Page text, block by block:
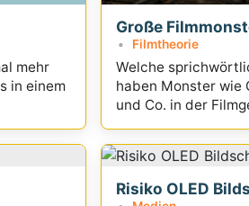
mehr
in einem
Große
Filmtheorie
Welche
haben Monster wie
und Co. in der
Risiko OLED